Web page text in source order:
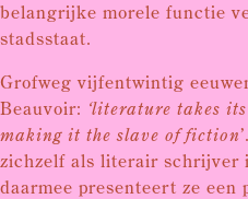
belangrijke morele functie
stadsstaat.
Grofweg vijfentwintig
Beauvoir: ‘literature takes
making it the slave of fiction
zichzelf als literair schrijver
daarmee presenteert ze